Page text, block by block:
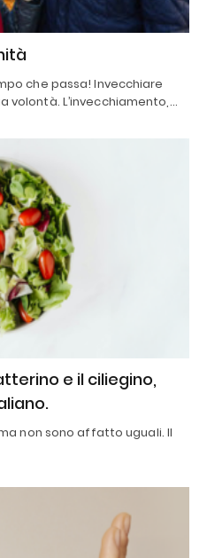
che passa! Invecchiare
volontà. L’invecchiamento,…
e il ciliegino,
non sono affatto uguali. Il